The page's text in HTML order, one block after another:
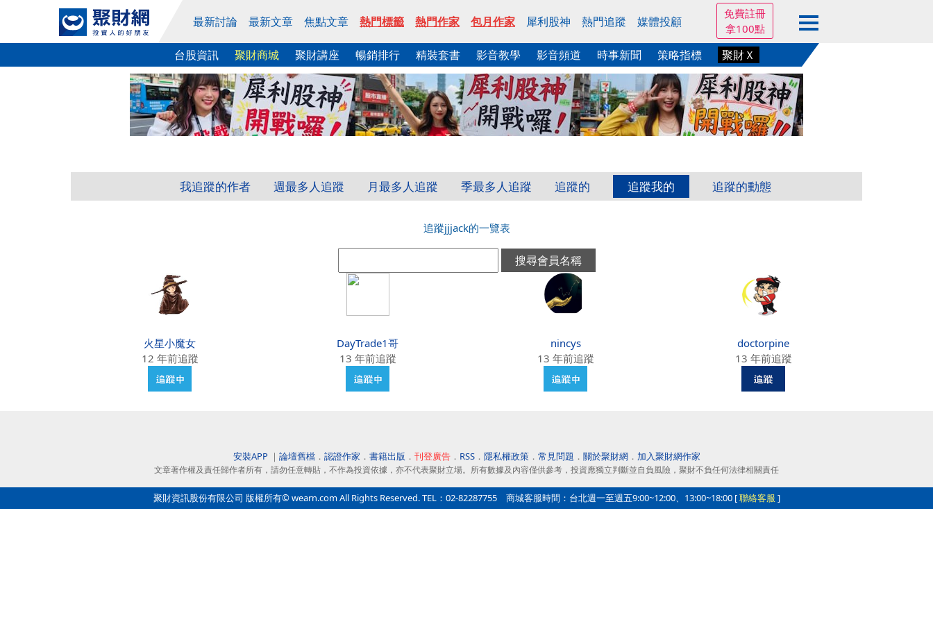
最新討論 最新文章 焦點文章 熱門標籤 熱門作家 包月作家 犀利股神 熱門追蹤 媒體投顧
免費註冊
拿100點
台股資訊 聚財商城 聚財講座 暢銷排行 精裝套書 影音教學 影音頻道 時事新聞 策略指標 聚財Ｘ
我追蹤的作者 週最多人追蹤 月最多人追蹤 季最多人追蹤 追蹤的 追蹤我的 追蹤的動態
追蹤jjjack的一覽表
火星小魔女
12 年前追蹤
DayTrade1哥
13 年前追蹤
nincys
13 年前追蹤
doctorpine
13 年前追蹤
安裝APP ｜ 論壇舊檔． 認證作家 ． 書籍出版 ． 刊登廣告． RSS． 隱私權政策． 常見問題 ． 關於聚財網． 加入聚財網作家
文章著作權及責任歸作者所有，請勿任意轉貼，不作為投資依據，亦不代表聚財立場。所有數據及內容僅供參考，投資應獨立判斷並自負風險，聚財不負任何法律相關責任
聚財資訊股份有限公司 版權所有© wearn.com All Rights Reserved. TEL：02-82287755 商城客服時間：台北週一至週五9:00~12:00、13:00~18:00 [聯絡客服 ]